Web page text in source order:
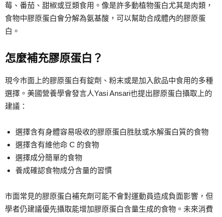
莓、番茄、甜椒或豆類食用。像是許多動植物蛋白尤其是肉類，
食物中膠原蛋白會分解為氨基酸，可以幫助合成體內的膠原蛋
白。
怎麼補充膠原蛋白？
現今市面上的膠原蛋白有錠劑、粉末或是加入飲品中食用的多種
選擇。美國營養學會發言人Yasi Ansari也提出膠原蛋白攝取上的
建議：
選擇含有身體容易吸收的膠原蛋白胜肽或水解蛋白質的食物
選擇含有維他命 C 的食物
選擇成分簡單的食物
養成確認食物成分含量的習慣
市面常見的膠原蛋白補充劑可能不會對運動員造成負面影響，但
學者仍建議優先攝取能增加膠原蛋白含量生成的食物。未來消費